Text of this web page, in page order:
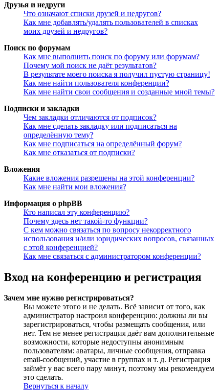
Друзья и недруги
Что означают списки друзей и недругов?
Как мне добавлять/удалять пользователей в списках
моих друзей и недругов?
Поиск по форумам
Как мне выполнить поиск по форуму или форумам?
Почему мой поиск не даёт результатов?
В результате моего поиска я получил пустую страницу!
Как мне найти пользователя конференции?
Как мне найти свои сообщения и созданные мной темы?
Подписки и закладки
Чем закладки отличаются от подписок?
Как мне сделать закладку или подписаться на
определённую тему?
Как мне подписаться на определённый форум?
Как мне отказаться от подписки?
Вложения
Какие вложения разрешены на этой конференции?
Как мне найти мои вложения?
Информация о phpBB
Кто написал эту конференцию?
Почему здесь нет такой-то функции?
С кем можно связаться по вопросу некорректного
использования и/или юридических вопросов, связанных
с этой конференцией?
Как мне связаться с администратором конференции?
Вход на конференцию и регистрация
Зачем мне нужно регистрироваться?
Вы можете этого и не делать. Всё зависит от того, как
администратор настроил конференцию: должны ли вы
зарегистрироваться, чтобы размещать сообщения, или
нет. Тем не менее регистрация даёт вам дополнительные
возможности, которые недоступны анонимным
пользователям: аватары, личные сообщения, отправка
email-сообщений, участие в группах и т. д. Регистрация
займёт у вас всего пару минут, поэтому мы рекомендуем
это сделать.
Вернуться к началу